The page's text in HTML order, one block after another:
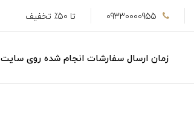
09330000955 تا 50٪ تخفیف
زمان ارسال سفارشات انجام شده روی سایت